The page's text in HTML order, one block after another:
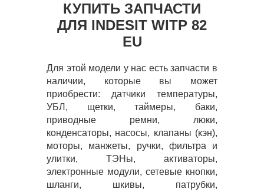
КУПИТЬ ЗАПЧАСТИ
ДЛЯ INDESIT WITP 82
EU
Для этой модели у нас есть запчасти в
наличии, которые вы может
приобрести: датчики температуры,
УБЛ, щетки, таймеры, баки,
приводные ремни, люки,
конденсаторы, насосы, клапаны (кэн),
моторы, манжеты, ручки, фильтра и
улитки, ТЭНы, активаторы,
электронные модули, сетевые кнопки,
шланги, шкивы, патрубки,